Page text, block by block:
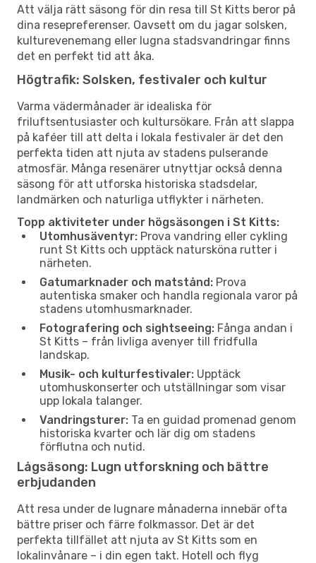
Att välja rätt säsong för din resa till St Kitts beror på
dina resepreferenser. Oavsett om du jagar solsken,
kulturevenemang eller lugna stadsvandringar finns
det en perfekt tid att åka.
Högtrafik: Solsken, festivaler och kultur
Varma vädermånader är idealiska för
friluftsentusiaster och kultursökare. Från att slappa
på kaféer till att delta i lokala festivaler är det den
perfekta tiden att njuta av stadens pulserande
atmosfär. Många resenärer utnyttjar också denna
säsong för att utforska historiska stadsdelar,
landmärken och naturliga utflykter i närheten.
Topp aktiviteter under högsäsongen i St Kitts:
Utomhusäventyr: Prova vandring eller cykling
runt St Kitts och upptäck natursköna rutter i
närheten.
Gatumarknader och matstånd: Prova
autentiska smaker och handla regionala varor på
stadens utomhusmarknader.
Fotografering och sightseeing: Fånga andan i
St Kitts – från livliga avenyer till fridfulla
landskap.
Musik- och kulturfestivaler: Upptäck
utomhuskonserter och utställningar som visar
upp lokala talanger.
Vandringsturer: Ta en guidad promenad genom
historiska kvarter och lär dig om stadens
förflutna och nutid.
Lågsäsong: Lugn utforskning och bättre
erbjudanden
Att resa under de lugnare månaderna innebär ofta
bättre priser och färre folkmassor. Det är det
perfekta tillfället att njuta av St Kitts som en
lokalinvånare – i din egen takt. Hotell och flyg